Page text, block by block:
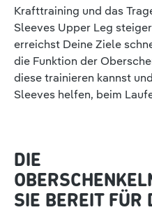
Krafttraining und das
Sleeves Upper Leg
erreichst Deine Ziele
die Funktion der
diese trainieren kannst
Sleeves helfen, beim
DIE
SIE BEREIT FÜR